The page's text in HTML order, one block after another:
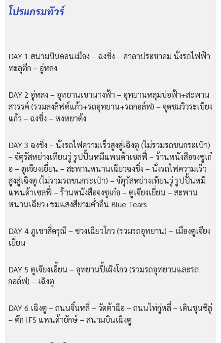
โปรแกรมทัวร์
DAY 1 สนามบินดอนเมือง – ฉงชิ่ง – ศาลาประชาคม นั่งรถไฟฟ้า
ทะลุตึก – อู่หลง
DAY 2 อู่หลง – อุทยานเขานางฟ้า – อุทยานหลุมบ่อฟ้า+สะพาน
สวรรค์ (รวมลงลิฟต์แก้ว+รถอุทยาน+รถกอล์ฟ) – จุดชมวิวระเบียง
แก้ว – ฉงชิ่ง – หงหยาต้ง
DAY 3 ฉงชิ่ง – นั่งรถไฟความเร็วสูงสู่เฉิงตู (ไม่รวมรถขนกระเป๋า)
– จัตุรัสหย่างเทียนวู่ รูปปั้นหมีแพนด้าเซลฟี่ – ร้านหนังสือจงซูเก๋
อ – ตูเจียงเยี่ยน – สะพานหนานเฉียวฉงชิ่ง – นั่งรถไฟความเร็ว
สูงสู่เฉิงตู (ไม่รวมรถขนกระเป๋า) – จัตุรัสหย่างเทียนวู่ รูปปั้นหมี
แพนด้าเซลฟี่ – ร้านหนังสือจงซูเก๋อ – ตูเจียงเยี่ยน – สะพาน
หนานเฉียว+ชมแสงสียามค่ำคืน Blue Tears
DAY 4 ภูเขาสี่ดรุณี – ซวงเฉียวโกว (รวมรถอุทยาน) – เมืองตูเจียง
เยี่ยน
DAY 5 ตูเจียงเอี้ยน – อุทยานปี้เผิงโกว (รวมรถอุทยานและรถ
กอล์ฟ) – เฉิงตู
DAY 6 เฉิงตู – ถนนจิ๋นหลี่ – วัดต้าฉือ – ถนนไท่กู่หลี่ – เดินชุนซีลู่
– ตึก IFS แพนด้ายักษ์ – สนามบินเฉิงตู